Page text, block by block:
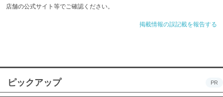
店舗の公式サイト等でご確認ください。
掲載情報の誤記載を報告する
ピックアップ PR